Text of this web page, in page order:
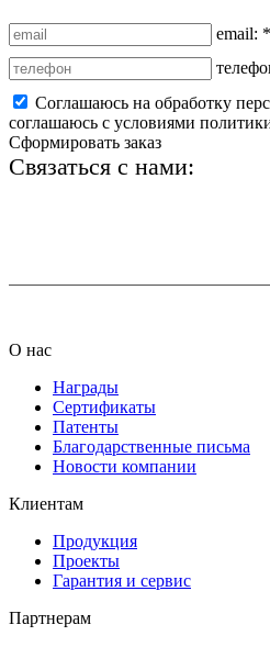
email: *
Соглашаюсь на обработку
соглашаюсь с условиями
Сформировать заказ
Связаться с нами:
О нас
Награды
Сертификаты
Патенты
Благодарственные письма
Новости компании
Клиентам
Продукция
Проекты
Гарантия и сервис
Партнерам